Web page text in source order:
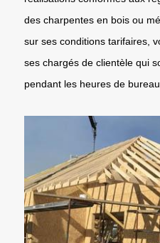
des charpentes en bois ou
sur ses conditions tarifaires,
ses chargés de clientèle qui
pendant les heures de bureau.